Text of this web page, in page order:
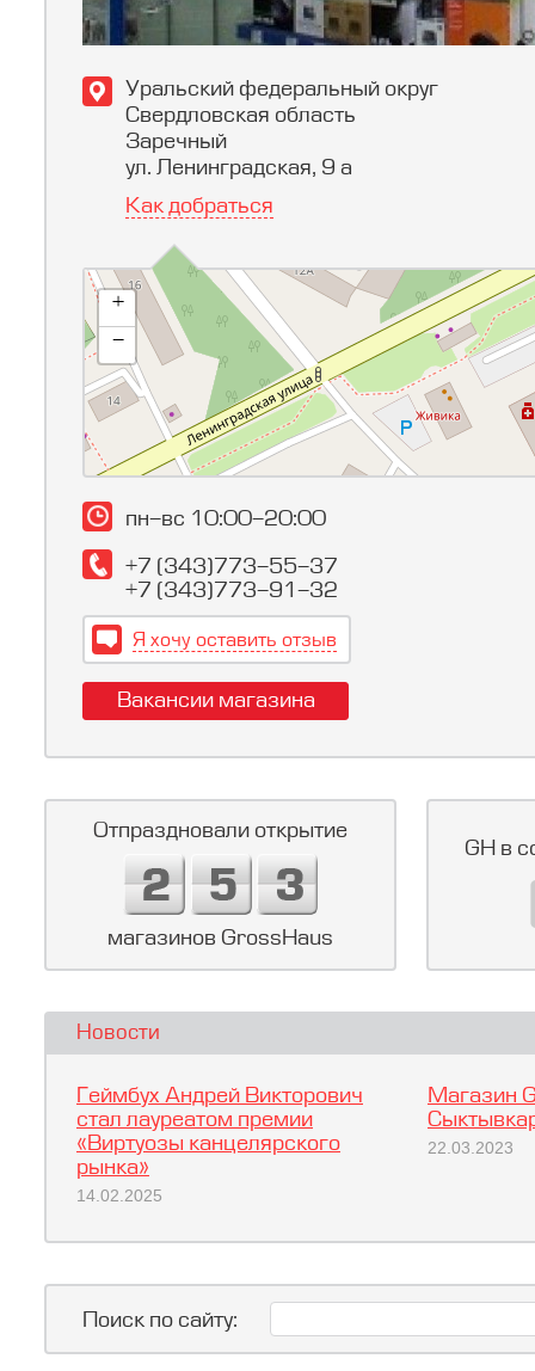
Уральский федеральный округ
Свердловская область
Заречный
ул. Ленинградская, 9 а
Как добраться
+
-
пн-вс 10:00-20:00
+7 (343)773-55-37
+7 (343)773-91-32
Я хочу оставить отзыв
Вакансии магазина
Отпраздновали открытие
магазинов GrossHaus
GH в
Новости
Геймбух Андрей Викторович
стал лауреатом премии
«Виртуозы канцелярского
рынка»
14.02.2025
Магазин
22.03.2023
Поиск по сайту: